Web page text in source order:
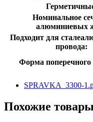
Номинальное
алюминиевых
Подходит для
провода:
Форма поперечного
SPRAVKA_3300-
Похожие товары